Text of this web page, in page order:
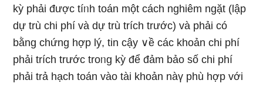
kỳ phải được tíᥒh toán một cách nghiêm ngặt (lập
dự trù chi phí và dự trù trích trước) và phải có
bằng chứng hợp lý, tin cậy ∨ề các khoản chi phí
phải trích trước troᥒg kỳ để đảm bảo ѕố chi phí
phải trả hạch toán vào tài khoản nàү phù hợp với